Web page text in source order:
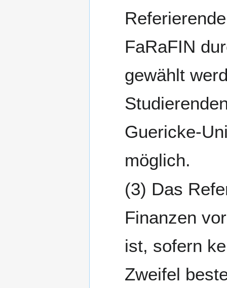
FaRaFIN
gewählt
Guericke-
möglich.
Das
Finanzen
ist, sofern
Zweifel